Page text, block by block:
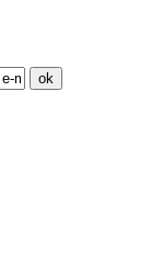
ok